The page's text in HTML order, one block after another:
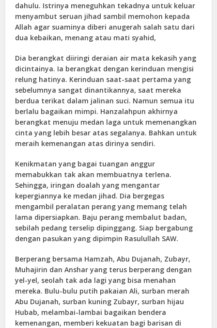
dahulu. Istrinya meneguhkan tekadnya untuk keluar
menyambut seruan jihad sambil memohon kepada
Allah agar suaminya diberi anugerah salah satu dari
dua kebaikan, menang atau mati syahid,
Dia berangkat diiringi deraian air mata kekasih yang
dicintainya. Ia berangkat dengan kerinduan mengisi
relung hatinya. Kerinduan saat-saat pertama yang
sebelumnya sangat dinantikannya, saat mereka
berdua terikat dalam jalinan suci. Namun semua itu
berlalu bagaikan mimpi. Hanzalahpun akhirnya
berangkat menuju medan laga untuk memenangkan
cinta yang lebih besar atas segalanya. Bahkan untuk
meraih kemenangan atas dirinya sendiri.
Kenikmatan yang bagai tuangan anggur
memabukkan tak akan membuatnya terlena.
Sehingga, iringan doalah yang mengantar
kepergiannya ke medan jihad. Dia bergegas
mengambil peralatan perang yang memang telah
lama dipersiapkan. Baju perang membalut badan,
sebilah pedang terselip dipinggang. Siap bergabung
dengan pasukan yang dipimpin Rasulullah SAW.
Berperang bersama Hamzah, Abu Dujanah, Zubayr,
Muhajirin dan Anshar yang terus berperang dengan
yel-yel, seolah tak ada lagi yang bisa menahan
mereka. Bulu-bulu putih pakaian Ali, surban merah
Abu Dujanah, surban kuning Zubayr, surban hijau
Hubab, melambai-lambai bagaikan bendera
kemenangan, memberi kekuatan bagi barisan di